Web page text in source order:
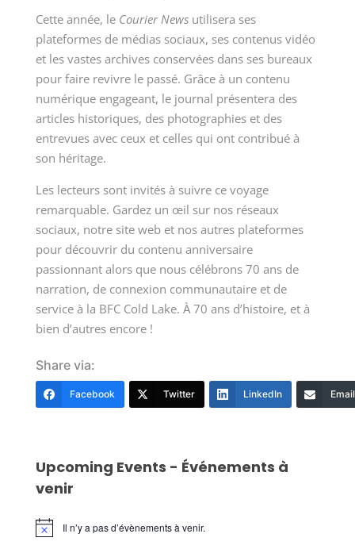
Cette année, le Courier Newsutilisera ses
plateformes de médias sociaux, ses contenus vidéo
et les vastes archives conservées dans ses bureaux
pour faire revivre le passé. Grâce à un contenu
numérique engageant, le journal présentera des
articles historiques, des photographies et des
entrevues avec ceux et celles qui ont contribué à
son héritage.
Les lecteurs sont invités à suivre ce voyage
remarquable. Gardez un œil sur nos réseaux
sociaux, notre site web et nos autres plateformes
pour découvrir du contenu anniversaire
passionnant alors que nous célébrons 70 ans de
narration, de connexion communautaire et de
service à la BFC Cold Lake. À 70 ans d’histoire, et à
bien d’autres encore !
Share via:
Facebook Twitter LinkedIn Email
Upcoming Events - Événements à
venir
Notice Il n’y a pas d’évènements à venir.